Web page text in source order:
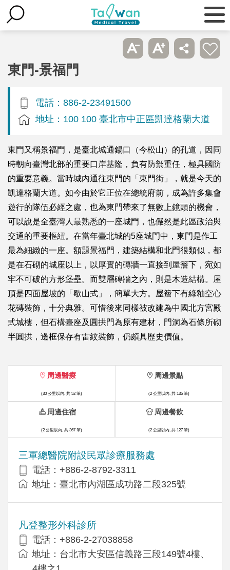
東門-景福門
電話：886-2-23491500
地址：100 100 臺北市中正區凱達格蘭大道
東門又稱景福門，是臺北城通錫口（今松山）的孔道，因同
時朝向臺灣北部的重要口岸基隆，負有防禦重任，極具國防
的重要意義。當時城內通往東門的「東門街」，就是今天的
凱達格蘭大道。如今由於它正位在總統府前，成為許多集會
遊行的隊伍必經之處，也為東門帶來了無數上鏡頭的機會，
可以說是全臺灣人最熟悉的一座城門，也儼然是此區政治與
交通的重要樞紐。在當年臺北城的5座城門中，東門是作工
最為細緻的一座。額題景福門，建築結構和北門很類似，都
是在石砌的城座以上，以厚實的磚牆一直接到屋簷下，宛如
牢不可破的方形堡壘。而雙層磚牆之內，則是木造結構。屋
頂是四面屋坡的「歇山式」，簡單大方。屋簷下有綠釉空心
花磚裝飾，十分典雅。可惜後來同樣被改建為中國北方宮殿
式城樓，但石構臺座及圓拱門為原有建材，門洞為石條所砌
半圓拱，邊框保存有雷紋裝飾，仍頗具歷史價值。
周邊醫療
(30 公里以內, 共 52 筆)
三軍總醫院附設民眾診療服務處
電話：+886-2-8792-3311
地址：臺北市內湖區成功路二段325號
凡登整形外科診所
電話：+886-2-27038858
地址：台北市大安區信義路三段149號4樓、
周邊景點
(2 公里以內, 共 135 筆)
周邊住宿
(2 公里以內, 共 367 筆)
周邊餐飲
(2 公里以內, 共 127 筆)